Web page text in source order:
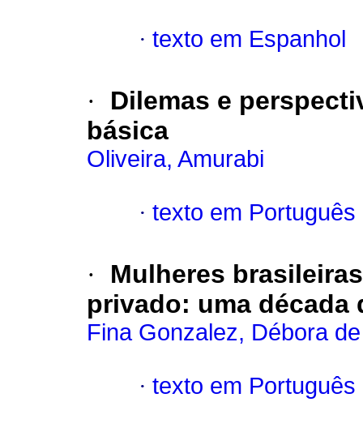
· texto em Espanhol
·
Dilemas e
básica
Oliveira, Amurabi
· texto em Português
·
Mulheres
privado: uma
Fina Gonzalez, Débora de
· texto em Português